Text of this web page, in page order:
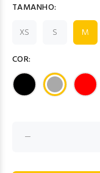
TAMANHO:
XS
S M
COR: